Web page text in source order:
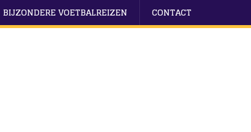
BIJZONDERE VOETBALREIZEN CONTACT